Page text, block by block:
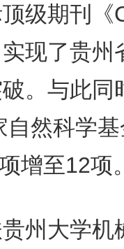
级期刊《
现了贵州
。与此同
然科学
增至12项
州大学机